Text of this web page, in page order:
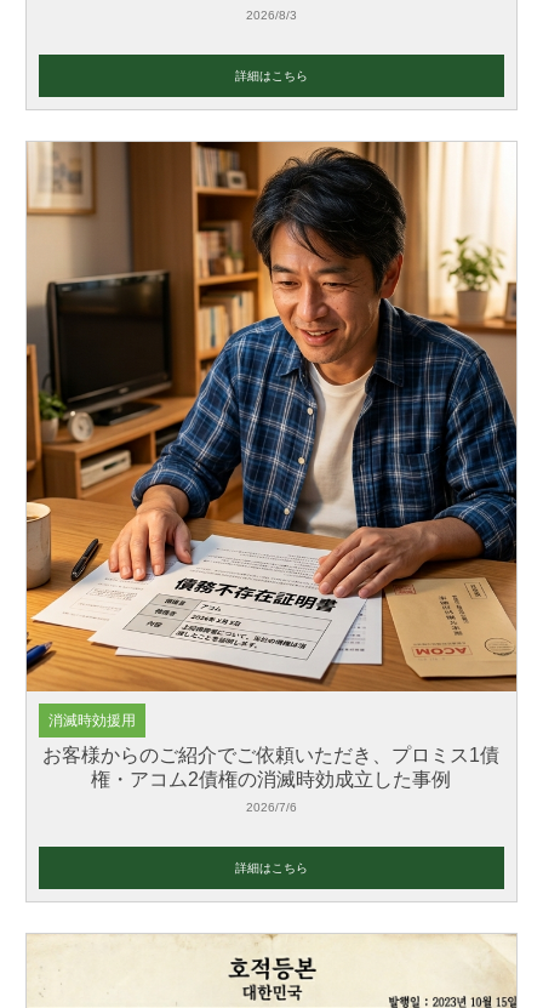
2026/8/3
詳細はこちら
消滅時効援用
お客様からのご紹介でご依頼いただき、プロミス1債
権・アコム2債権の消滅時効成立した事例
2026/7/6
詳細はこちら